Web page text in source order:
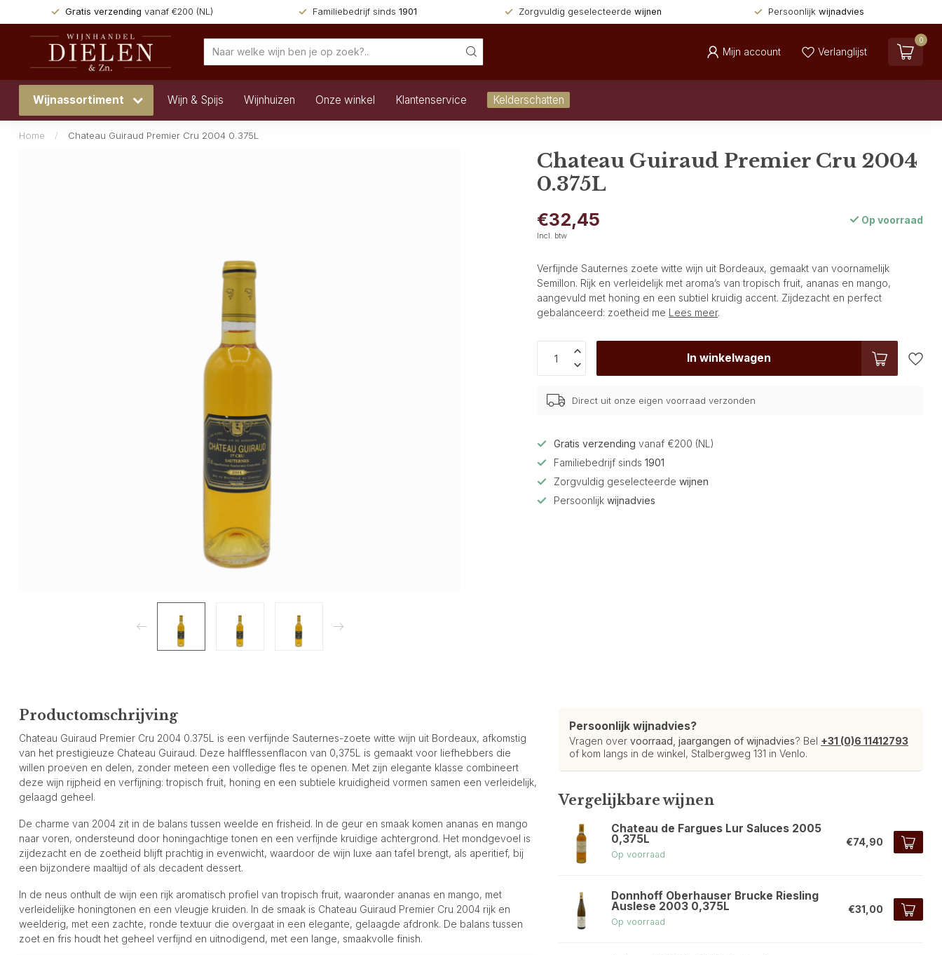
Gratis verzending vanaf €200 (NL) Familiebedrijf sinds 1901 Zorgvuldig geselecteerde wijnen Persoonlijk wijnadvies
Mijn account Verlanglijst
0
Wijnassortiment Wijn & Spijs Wijnhuizen Onze winkel Klantenservice Kelderschatten
Home / Chateau Guiraud Premier Cru 2004 0.375L
Chateau Guiraud Premier Cru 2004
0.375L
€32,45
Incl. btw
Op voorraad
Verfijnde Sauternes zoete witte wijn uit Bordeaux, gemaakt van voornamelijk
Semillon. Rijk en verleidelijk met aroma’s van tropisch fruit, ananas en mango,
aangevuld met honing en een subtiel kruidig accent. Zijdezacht en perfect
gebalanceerd: zoetheid me Lees meer.
In winkelwagen
Direct uit onze eigen voorraad verzonden
Gratis verzending vanaf €200 (NL)
Familiebedrijf sinds1901
Zorgvuldig geselecteerdewijnen
Persoonlijkwijnadvies
Productomschrijving
Chateau Guiraud Premier Cru 2004 0.375L is een verfijnde Sauternes-zoete witte wijn uit Bordeaux, afkomstig
van het prestigieuze Chateau Guiraud. Deze halfflessenflacon van 0,375L is gemaakt voor liefhebbers die
willen proeven en delen, zonder meteen een volledige fles te openen. Met zijn elegante klasse combineert
deze wijn rijpheid en verfijning: tropisch fruit, honing en een subtiele kruidigheid vormen samen een verleidelijk,
gelaagd geheel.
De charme van 2004 zit in de balans tussen weelde en frisheid. In de geur en smaak komen ananas en mango
naar voren, ondersteund door honingachtige tonen en een verfijnde kruidige achtergrond. Het mondgevoel is
zijdezacht en de zoetheid blijft prachtig in evenwicht, waardoor de wijn luxe aan tafel brengt, als aperitief, bij
een bijzondere maaltijd of als decadent dessert.
In de neus onthult de wijn een rijk aromatisch profiel van tropisch fruit, waaronder ananas en mango, met
verleidelijke honingtonen en een vleugje kruiden. In de smaak is Chateau Guiraud Premier Cru 2004 rijk en
weelderig, met een zachte, ronde textuur die overgaat in een elegante, gelaagde afdronk. De balans tussen
zoet en fris houdt het geheel verfijnd en uitnodigend, met een lange, smaakvolle finish.
Persoonlijk wijnadvies?
Vragen over voorraad, jaargangen of wijnadvies? Bel +31 (0)6 11412793
of kom langs in de winkel, Stalbergweg 131 in Venlo.
Vergelijkbare wijnen
Chateau de Fargues Lur Saluces 2005
0,375L
Op voorraad
€74,90
Donnhoff Oberhauser Brucke Riesling
Auslese 2003 0,375L
Op voorraad
€31,00